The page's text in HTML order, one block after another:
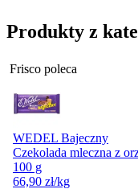
Produkty z
Frisco poleca
WEDEL Bajeczny
Czekolada mleczna z
100 g
66,90 zł/kg